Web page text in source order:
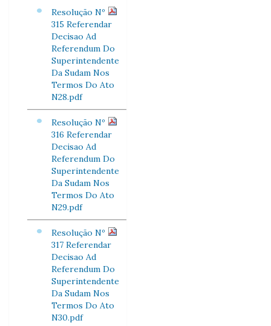
Resolução Nº
315 Referendar
Decisao Ad
Referendum Do
Superintendente
Da Sudam Nos
Termos Do Ato
N28.pdf
Resolução Nº
316 Referendar
Decisao Ad
Referendum Do
Superintendente
Da Sudam Nos
Termos Do Ato
N29.pdf
Resolução Nº
317 Referendar
Decisao Ad
Referendum Do
Superintendente
Da Sudam Nos
Termos Do Ato
N30.pdf